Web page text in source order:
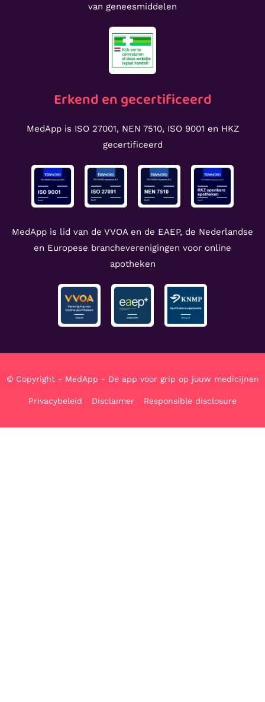
van geneesmiddelen
Erkend en gecertificeerd
MedApp is ISO 27001, NEN 7510, ISO 9001 en HKZ
gecertificeerd
MedApp is lid van de VVOA en de EAEP, de Nederlandse
en Europese brancheverenigingen voor online
apotheken
© Copyright - MedApp - De app voor grip op jouw medicijnen
Privacybeleid Disclaimer Responsible disclosure